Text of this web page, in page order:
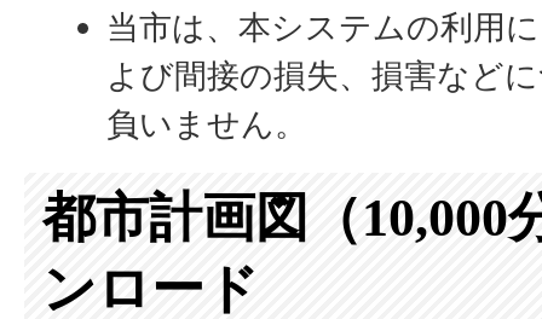
当市は、本システムの利用
よび間接の損失、損害など
負いません。
都市計画図（10,000
ンロード